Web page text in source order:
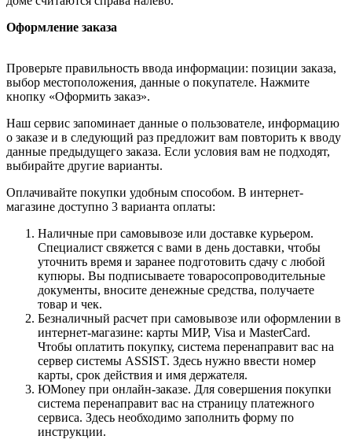
Оформление заказа
Проверьте правильность ввода информации: позиции заказа,
выбор местоположения, данные о покупателе. Нажмите
кнопку «Оформить заказ».
Наш сервис запоминает данные о пользователе, информацию
о заказе и в следующий раз предложит вам повторить к вводу
данные предыдущего заказа. Если условия вам не подходят,
выбирайте другие варианты.
Оплачивайте покупки удобным способом. В интернет-
магазине доступно 3 варианта оплаты:
Наличные при самовывозе или доставке курьером.
Специалист свяжется с вами в день доставки, чтобы
уточнить время и заранее подготовить сдачу с любой
купюры. Вы подписываете товаросопроводительные
документы, вносите денежные средства, получаете
товар и чек.
Безналичный расчет при самовывозе или оформлении в
интернет-магазине: карты МИР, Visa и MasterCard.
Чтобы оплатить покупку, система перенаправит вас на
сервер системы ASSIST. Здесь нужно ввести номер
карты, срок действия и имя держателя.
ЮMoney при онлайн-заказе. Для совершения покупки
система перенаправит вас на страницу платежного
сервиса. Здесь необходимо заполнить форму по
инструкции.